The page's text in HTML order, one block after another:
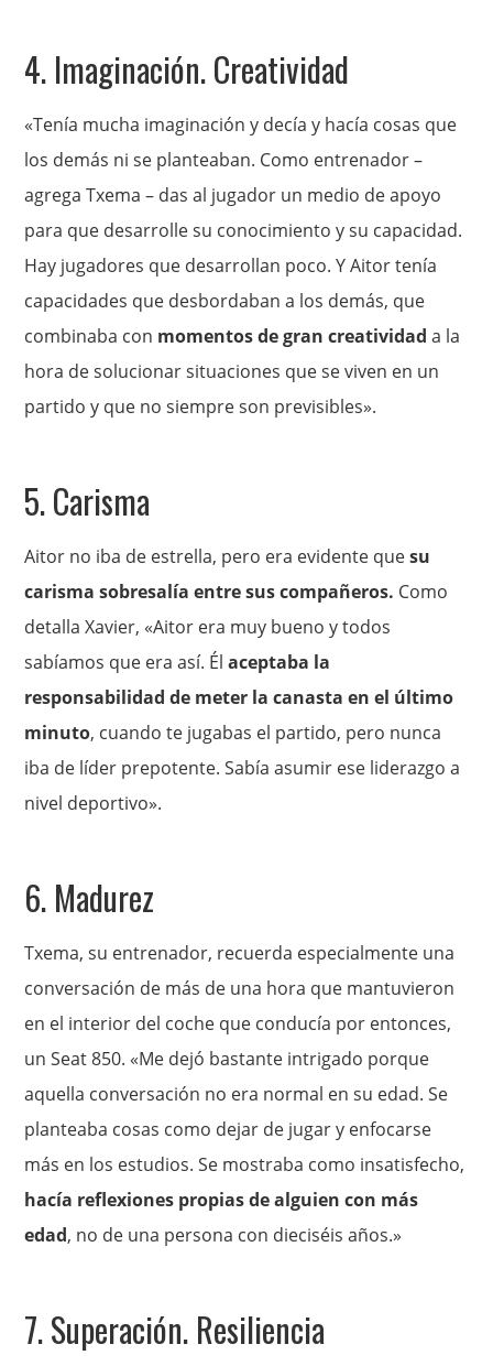
4. Imaginación. Creatividad
«Tenía mucha imaginación y decía y hacía cosas que
los demás ni se planteaban. Como entrenador –
agrega Txema – das al jugador un medio de apoyo
para que desarrolle su conocimiento y su capacidad.
Hay jugadores que desarrollan poco. Y Aitor tenía
capacidades que desbordaban a los demás, que
combinaba con momentos de gran creatividada la
hora de solucionar situaciones que se viven en un
partido y que no siempre son previsibles».
5. Carisma
Aitor no iba de estrella, pero era evidente quesu
carisma sobresalía entre sus compañeros. Como
detalla Xavier, «Aitor era muy bueno y todos
sabíamos que era así. Élaceptaba la
responsabilidad de meter la canasta en el último
minuto, cuando te jugabas el partido, pero nunca
iba de líder prepotente. Sabía asumir ese liderazgo a
nivel deportivo».
6. Madurez
Txema, su entrenador, recuerda especialmente una
conversación de más de una hora que mantuvieron
en el interior del coche que conducía por entonces,
un Seat 850. «Me dejó bastante intrigado porque
aquella conversación no era normal en su edad. Se
planteaba cosas como dejar de jugar y enfocarse
más en los estudios. Se mostraba como insatisfecho,
hacía reflexiones propias de alguien con más
edad, no de una persona con dieciséis años.»
7. Superación. Resiliencia